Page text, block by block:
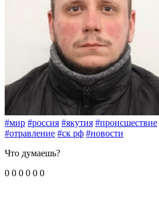
#мир #россия #якутия #происшествие
#отравление #ск рф #новости
Что думаешь?
0 0 0 0 0 0